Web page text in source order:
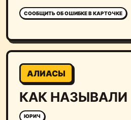
СООБЩИТЬ ОБ ОШИБКЕ В КАРТОЧКЕ
АЛИАСЫ
КАК НАЗЫВАЛИ
ЮРИЧ